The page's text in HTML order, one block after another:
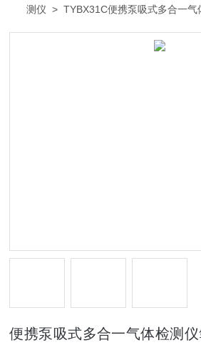
测仪 > TYBX31C便携泵吸式多合一气
便携泵吸式多合一气体检测